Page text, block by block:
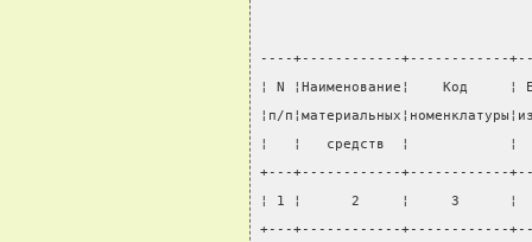
----+------------+------------
¦ N ¦Наименование¦    Код
¦п/
¦   ¦   средств  ¦
+---+------------+------------
¦ 1 ¦      2     ¦     3      ¦
+---+------------+------------